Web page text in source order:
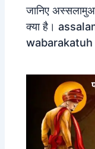
जानिए
क्या है।